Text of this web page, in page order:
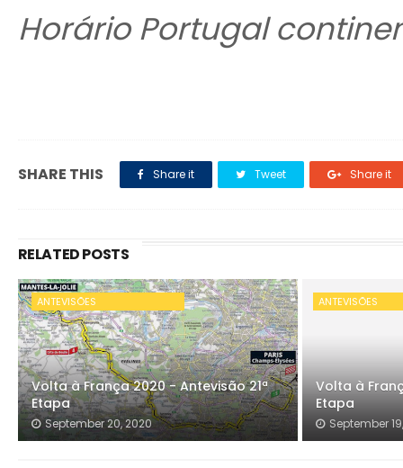
Horário Portugal
SHARE THIS Share it Tweet Share it
RELATED POSTS
ANTEVISÕES
Volta à França 2020 - Antevisão 21ª
Etapa
September 20, 2020
ANTEVISÕES
Volta à
Etapa
September